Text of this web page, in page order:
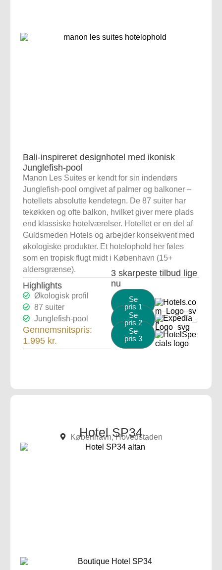
Bali-inspireret designhotel med ikonisk
Junglefish-pool
Manon Les Suites er kendt for sin indendørs
Junglefish-pool omgivet af palmer og balkoner –
hotellets absolutte kendetegn. De 87 suiter har
tekøkken og ofte balkon, hvilket giver mere plads
end klassiske hotelværelser. Hotellet er en del af
Guldsmeden Hotels og arbejder konsekvent med
økologiske produkter. Et hotelophold her føles
som en tropisk flugt midt i København (15+
aldersgrænse).
Highlights
Økologisk profil
87 suiter
Junglefish-pool
Gennemsnitspris:
1.995 kr.
3 skarpeste tilbud lige
nu
Se
pris 1
Se
pris 2
Se
pris 3
Hotel SP34
København, Hovedstaden